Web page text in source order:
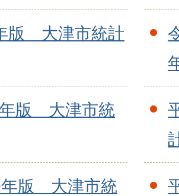
版 大津市統計
版 大津市統
年版 大津市統